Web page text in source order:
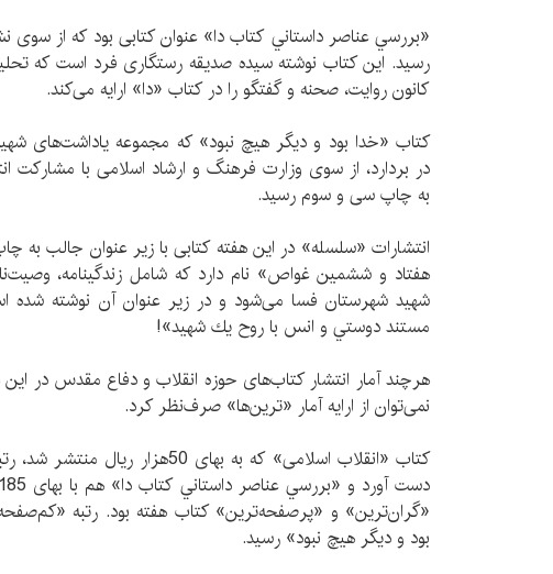
«بررسي عناصر داستاني كتاب دا» عنوان کتابی بود که از
رسید. این کتاب نوشته سیده صدیقه رستگاری فرد است که
كانون روايت، صحنه و گفتگو را در کتاب «دا» ارایه می‌کند.
کتاب «خدا بود و ديگر هيچ نبود» که مجموعه یاداشت‌های
در بردارد، از سوی وزارت فرهنگ و ارشاد اسلامی با مشارکت
به چاپ سی و سوم رسید.
انتشارات «سلسله» در این هفته کتابی با زیر عنوان جالب به
هفتاد و ششمين غواص» نام دارد که شامل زندگينامه،
شهيد شهرستان فسا می‌شود و در زیر عنوان آن نوشته شده
مستند دوستي و انس با روح يك شهيد»!
هرچند آمار انتشار کتاب‌های حوزه انقلاب و دفاع مقدس در
نمی‌توان از ارایه آمار «ترین‌ها» صرف‌نظر کرد.
کتاب «انقلاب اسلامی» که به بهای
«گران‌ترین» و «پرصفحه‌ترین» کتاب هفته بود. رتبه
بود و ديگر هيچ نبود» رسید.